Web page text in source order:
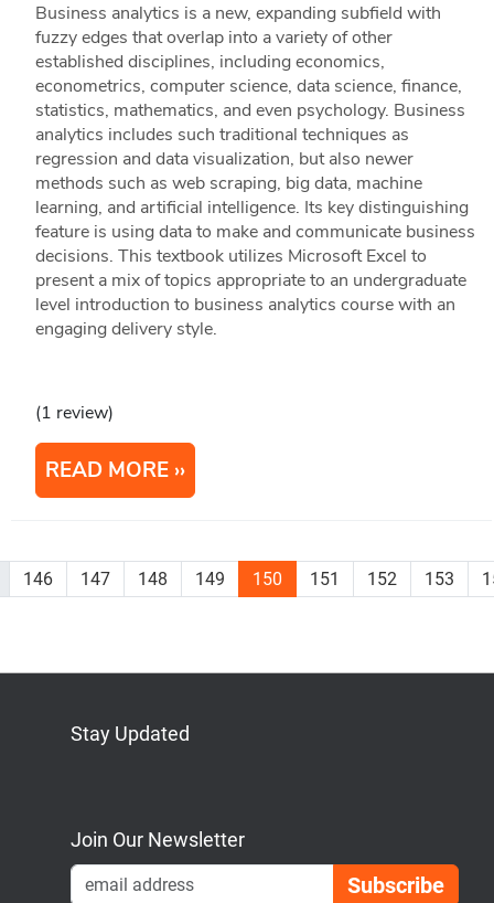
Business analytics is a new, expanding subfield with
fuzzy edges that overlap into a variety of other
established disciplines, including economics,
econometrics, computer science, data science, finance,
statistics, mathematics, and even psychology. Business
analytics includes such traditional techniques as
regression and data visualization, but also newer
methods such as web scraping, big data, machine
learning, and artificial intelligence. Its key distinguishing
feature is using data to make and communicate business
decisions. This textbook utilizes Microsoft Excel to
present a mix of topics appropriate to an undergraduate
level introduction to business analytics course with an
engaging delivery style.
(1 review)
READ MORE
146 147 148 149 150 151 152 153
Stay Updated
Join Our Newsletter